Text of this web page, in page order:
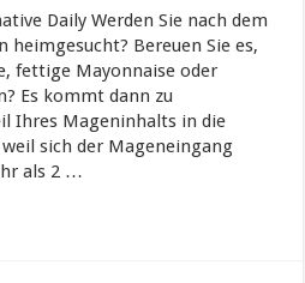
Daily Werden Sie nach dem
heimgesucht? Bereuen Sie es,
fettige Mayonnaise oder
Es kommt dann zu
Ihres Mageninhalts in die
sich der Mageneingang
als 2 …